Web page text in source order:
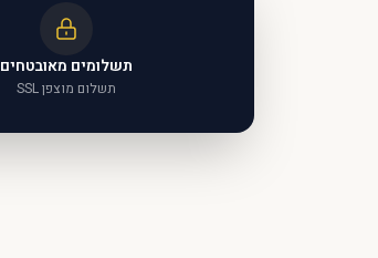
תשלומים מאובטחים
תשלום מוצפן SSL